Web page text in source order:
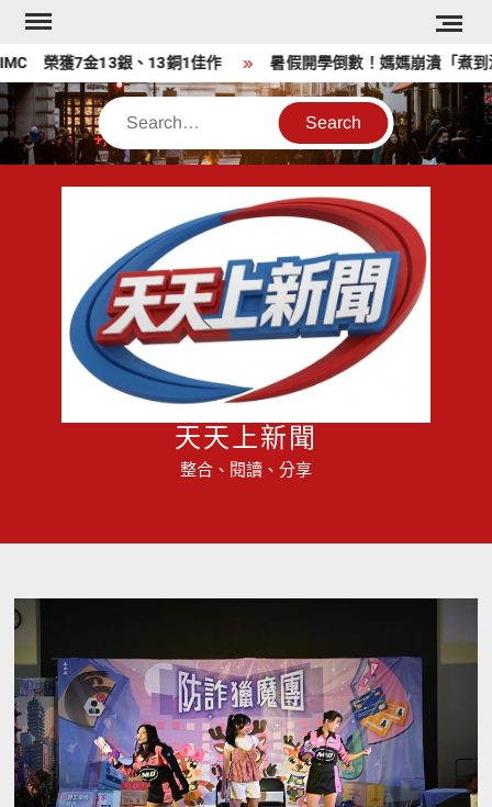
Skip
content
榮獲7金13銀、13銅1佳作 暑假開學倒數！媽媽崩潰「煮到沒
Search
天天上新聞
整合、閱讀、分享